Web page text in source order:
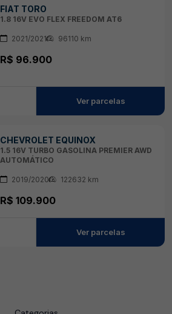
FIAT TORO
1.8 16V EVO FLEX FREEDOM AT6
2021/2021 96110 km
R$ 96.900
Ver parcelas
CHEVROLET EQUINOX
1.5 16V TURBO GASOLINA PREMIER AWD
AUTOMÁTICO
2019/2020 122632 km
R$ 109.900
Ver parcelas